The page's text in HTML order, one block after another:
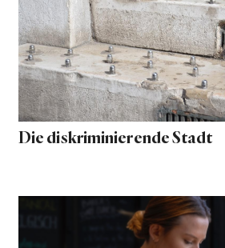
Die diskriminierende Stadt